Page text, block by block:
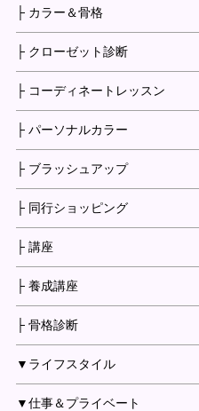
├ カラー＆骨格
├ クローゼット診断
├ コーディネートレッスン
├ パーソナルカラー
├ ブラッシュアップ
├ 同行ショッピング
├ 講座
├ 養成講座
├ 骨格診断
▼ライフスタイル
▼仕事＆プライベート